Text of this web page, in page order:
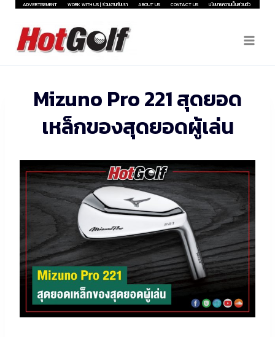
Skip
content
ADVERTISEMENT WORK WITH US | ร่วมงานกับเรา ABOUT US CONTACT US นโยบายความเป็นส่วนตัว
Mizuno Pro 221 สุดยอด
เหล็กของสุดยอดผู้เล่น